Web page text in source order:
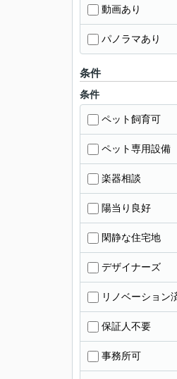
動画あり
パノラマあり
条件
条件
ペット飼育可
ペット専用設備
楽器相談
陽当り良好
閑静な住宅地
デザイナーズ
リノベーション
保証人不要
事務所可